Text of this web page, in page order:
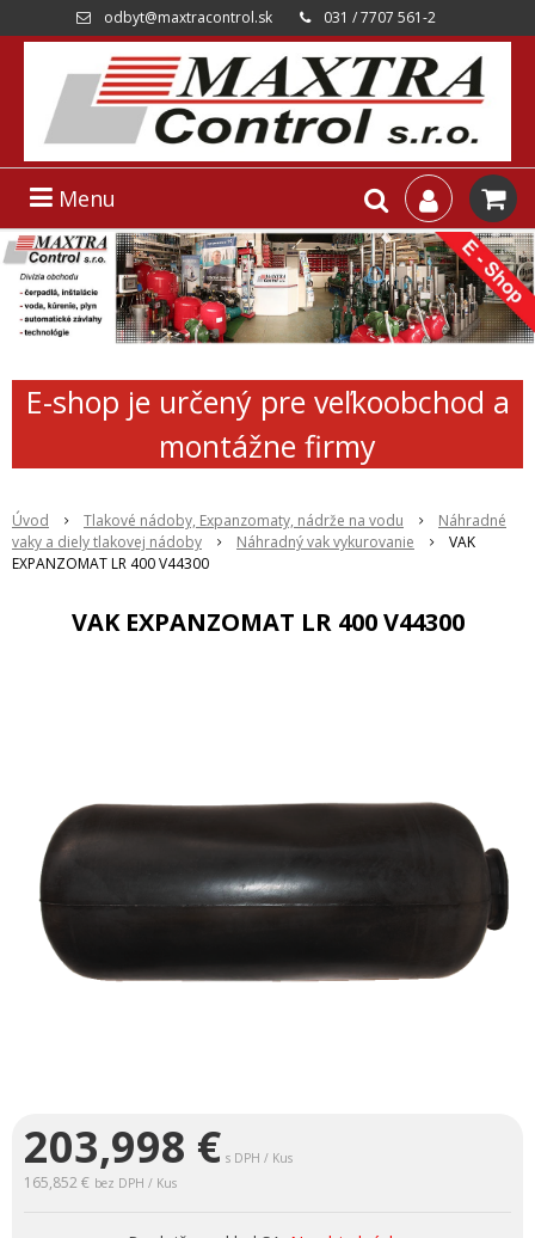
odbyt@maxtracontrol.sk 031 / 7707 561-2
Menu
E-shop je určený pre veľkoobchod a
montážne firmy
Úvod Tlakové nádoby, Expanzomaty, nádrže na vodu
Náhradné
vaky a diely tlakovej nádoby
Náhradný vak vykurovanie
VAK
EXPANZOMAT LR 400 V44300
VAK EXPANZOMAT LR 400 V44300
203,998 € s DPH / Kus
165,852 € bez DPH / Kus